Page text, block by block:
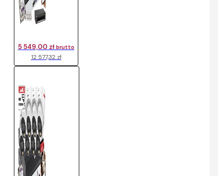
12 577,32 zł
5 549,00 zł brutto